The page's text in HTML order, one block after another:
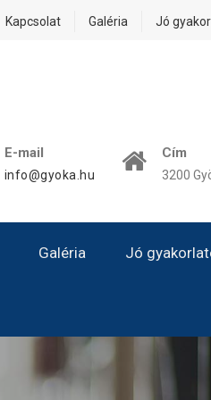
Kapcsolat Galéria Jó
E-mail
info@gyoka.hu
Cím
3200
Galéria Jó